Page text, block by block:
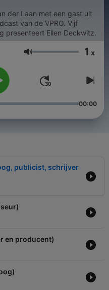
der Laan met een gast uit
van de VPRO. Vijf
presenteert Ellen Deckwitz.
Volume 1 x
00:00
publicist, schrijver
en producent)